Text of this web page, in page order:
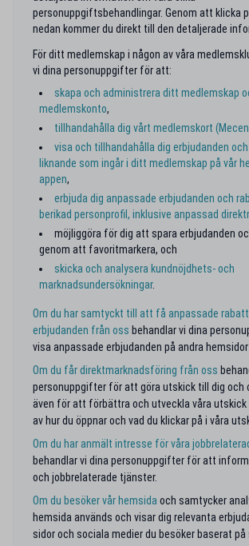
personuppgiftsbehandlingar. Genom att klicka
nedan kommer du direkt till den detaljerade
För ditt medlemskap i någon av våra
vi dina personuppgifter för att:
skapa och administrera ditt medlemskap
medlemskonto,
tillhandahålla dig vårt medlemskort
visa och tillhandahålla dig erbjudanden
liknande som ingår i ditt medlemskap på vår
appen,
erbjuda dig anpassade erbjudanden och
berikad personprofil, inklusive anpassad
möjliggöra för dig att spara erbjudanden
genom att favoritmarkera, och
skicka och analysera kundnöjdhets- och
marknadsundersökningar.
Om du har samtyckt till att få anpassade
erbjudanden från oss behandlar vi dina
visa anpassade erbjudanden på andra
Om du får direktmarknadsföring från oss
personuppgifter för att göra utskick till dig och
även för att förbättra och utveckla våra utskick
av hur du öppnar och vad du klickar på i våra
Om du har anmält intresse för våra
behandlar vi dina personuppgifter för att
och jobbrelaterade tjänster.
Om du besöker vår hemsida och samtycker
hemsida används och visar dig relevanta
sidor och sociala medier du besöker baserat på